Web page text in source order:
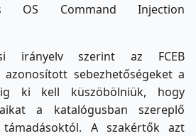
OS Command Injection
irányelv szerint az FCEB
azonosított sebezhetőségeket a
ki kell küszöbölniük, hogy
a katalógusban szereplő
A szakértők azt